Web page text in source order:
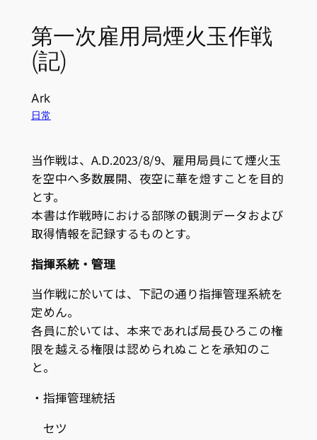
第一次雇用局煙火玉作戦
(記)
Ark
日常
当作戦は、A.D.2023/8/9、雇用局員にて煙火玉
を空中へ多数展開、夜空に華を燈すことを目的
とす。
本書は作戦時における部隊の観測データおよび
取得情報を記録するものとす。
指揮系統・管理
当作戦に於いては、下記の通り指揮管理系統を
定めん。
各員に於いては、本来であれば局長ひろこの権
限を越える権限は認められぬことを承知のこ
と。
・指揮管理統括
セツ